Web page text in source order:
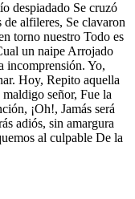
despiadado Se cruzó
alfileres, Se clavaron
torno nuestro Todo es
un naipe Arrojado
incomprensión. Yo,
Hoy, Repito aquella
señor, Fue la
¡Oh!, Jamás será
adiós, sin amargura
al culpable De la